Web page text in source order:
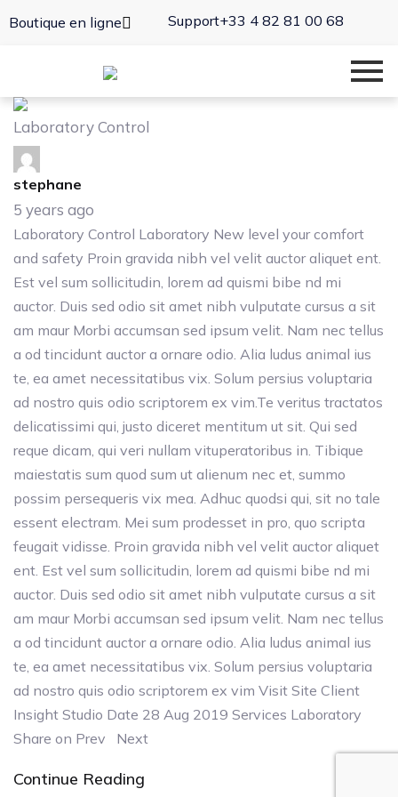
Boutique en ligne Support+33 4 82 81 00 68
Laboratory Control
stephane
5 years ago
Laboratory Control Laboratory New level your comfort
and safety Proin gravida nibh vel velit auctor aliquet ent.
Est vel sum sollicitudin, lorem ad quismi bibe nd mi
auctor. Duis sed odio sit amet nibh vulputate cursus a sit
am maur Morbi accumsan sed ipsum velit. Nam nec tellus
a od tincidunt auctor a ornare odio. Alia ludus animal ius
te, ea amet necessitatibus vix. Solum persius voluptaria
ad nostro quis odio scriptorem ex vim.Te veritus tractatos
delicatissimi qui, justo diceret mentitum ut sit. Qui sed
reque dicam, qui veri nullam vituperatoribus in. Tibique
maiestatis sum quod sum ut alienum nec et, summo
possim persequeris vix mea. Adhuc quodsi qui, sit no tale
essent electram. Mei sum prodesset in pro, quo scripta
feugait vidisse. Proin gravida nibh vel velit auctor aliquet
ent. Est vel sum sollicitudin, lorem ad quismi bibe nd mi
auctor. Duis sed odio sit amet nibh vulputate cursus a sit
am maur Morbi accumsan sed ipsum velit. Nam nec tellus
a od tincidunt auctor a ornare odio. Alia ludus animal ius
te, ea amet necessitatibus vix. Solum persius voluptaria
ad nostro quis odio scriptorem ex vim Visit Site Client
Insight Studio Date 28 Aug 2019 Services Laboratory
Share on Prev Next
Continue Reading